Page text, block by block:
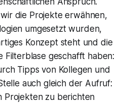
die Projekte erwähnen,
umgesetzt wurden,
Konzept steht und die
Filterblase geschafft haben:
Tipps von Kollegen und
auch gleich der Aufruf:
Projekten zu berichten